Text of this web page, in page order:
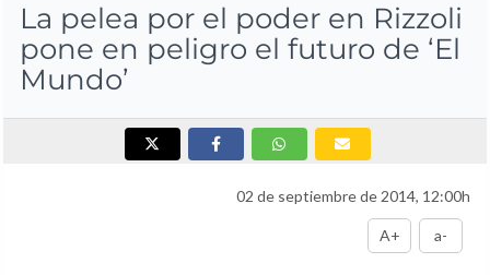
La pelea por el poder en Rizzoli
pone en peligro el futuro de ‘El
Mundo’
02 de septiembre de 2014, 12:00h
A+ a-